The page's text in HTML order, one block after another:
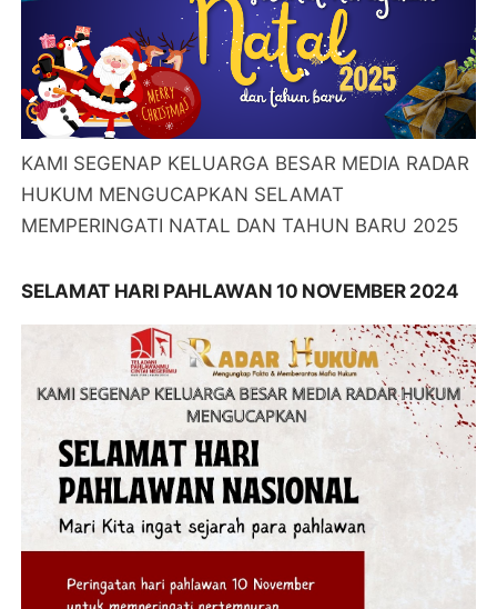
KAMI SEGENAP KELUARGA BESAR MEDIA RADAR
HUKUM MENGUCAPKAN SELAMAT
MEMPERINGATI NATAL DAN TAHUN BARU 2025
SELAMAT HARI PAHLAWAN 10 NOVEMBER 2024